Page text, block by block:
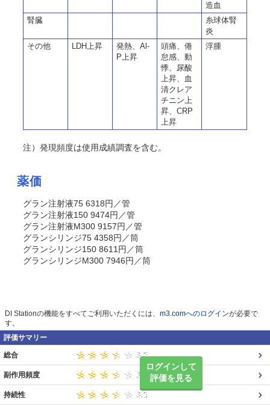
造血
腎臓
糸球体腎
炎
その他
LDH上昇
発熱、Al-
P上昇
頭痛、倦
怠感、動
悸、尿酸
上昇、血
清クレア
チニン上
昇、CRP
上昇
浮腫
注）発現頻度は使用成績調査を含む。
薬価
グラン注射液75 6318円／管
グラン注射液150 9474円／管
グラン注射液M300 9157円／管
グランシリンジ75 4358円／筒
グランシリンジ150 8611円／筒
グランシリンジM300 7946円／筒
DI Stationの機能をすべてご利用いただくには、 m3.comへのログインが必要で
す。
評価サマリー
ログインして
評価を見る
総合
副作用頻度
持続性